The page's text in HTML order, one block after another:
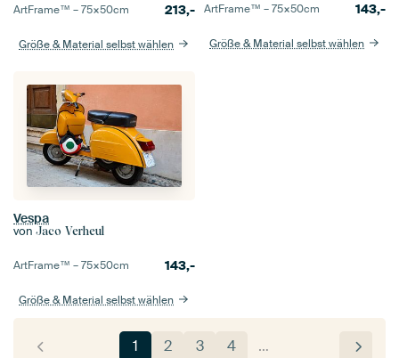
ArtFrame™ –75×50cm 213,-
Größe & Material selbst wählen
ArtFrame™ –75×50cm 143,-
Größe & Material selbst wählen
Vespa
von Jaco Verheul
ArtFrame™ –75×50cm 143,-
Größe & Material selbst wählen
1 2 3 4 …